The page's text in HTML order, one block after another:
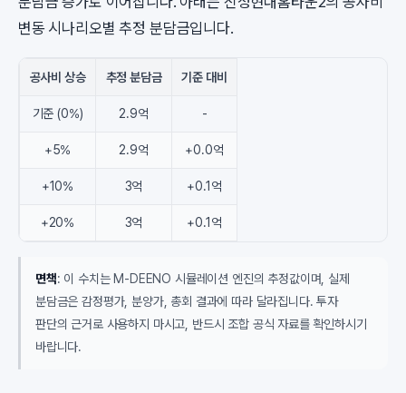
변동 시나리오별 추정 분담금입니다.
공사비 상승 추정 분담금 기준 대비
기준 (0%) 2.9억 -
+5% 2.9억 +0.0억
+10% 3억 +0.1억
+20% 3억 +0.1억
면책: 이 수치는 M-DEENO 시뮬레이션 엔진의 추정값이며, 실제
분담금은 감정평가, 분양가, 총회 결과에 따라 달라집니다. 투자
판단의 근거로 사용하지 마시고, 반드시 조합 공식 자료를 확인하시기
바랍니다.